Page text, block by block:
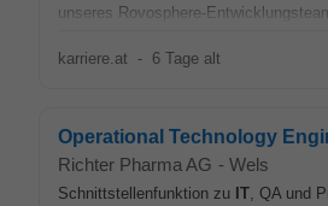
unseres Rovosphere-
karriere.at - 6 Tage alt
Operational Technology
Richter Pharma AG - Wels
Schnittstellenfunktion zu IT, QA und